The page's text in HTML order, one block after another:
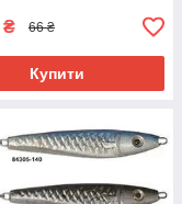
₴ 66 ₴
Купити